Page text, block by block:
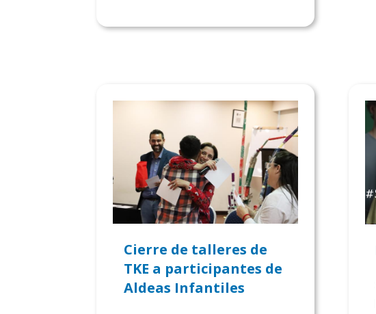
Cierre de talleres de
TKE a participantes de
Aldeas Infantiles